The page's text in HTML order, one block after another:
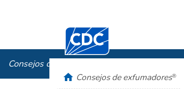
Centros para el Control y la
Consejos de exfumadores
homeConsejos de exfumadores®